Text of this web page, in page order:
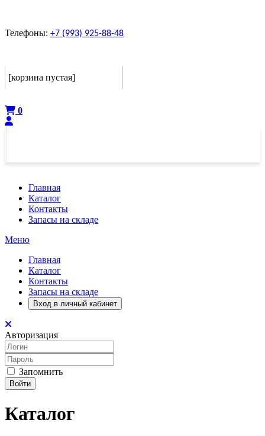
Телефоны: +7 (993) 925-88-48
[корзина пустая]
0
Главная
Каталог
Контакты
Запасы на складе
Меню
Главная
Каталог
Контакты
Запасы на складе
Вход в личный кабинет
Авторизация
Запомнить
Войти
Каталог